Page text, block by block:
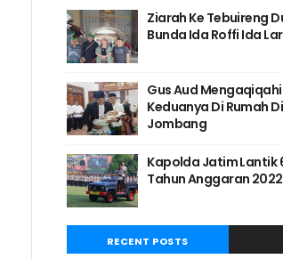
Ziarah Ke Tebuireng
Bunda Ida Roffi Ida
Gus Aud
Keduanya Di Rumah
Jombang
Kapolda Jatim Lantik
Tahun Anggaran 2022
RECENT POSTS